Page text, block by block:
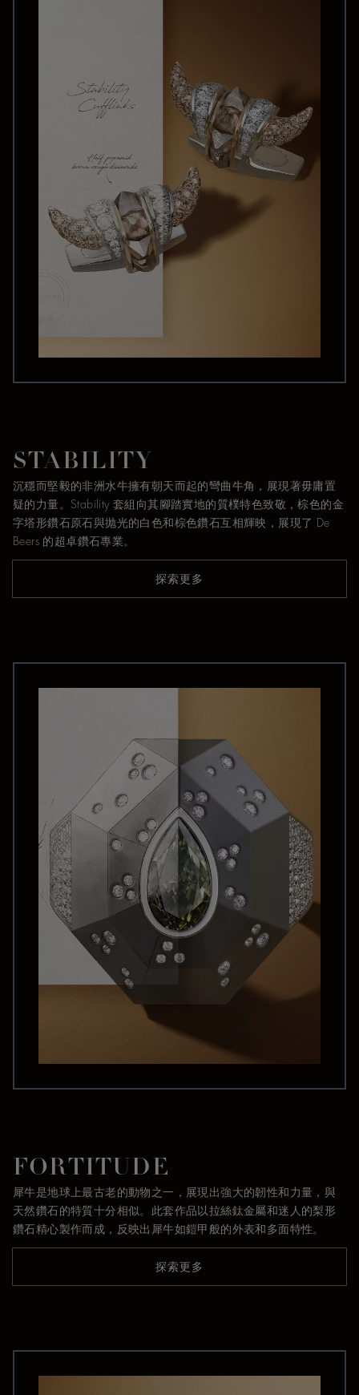
STABILITY
沉穩而堅毅的非洲水牛擁有朝天而起的彎曲牛角，展現著毋庸置
疑的力量。Stability 套組向其腳踏實地的質樸特色致敬，棕色的金
字塔形鑽石原石與抛光的白色和棕色鑽石互相輝映，展現了 De
Beers 的超卓鑽石專業。
探索更多
FORTITUDE
犀牛是地球上最古老的動物之一，展現出強大的韌性和力量，與
天然鑽石的特質十分相似。此套作品以拉絲鈦金屬和迷人的梨形
鑽石精心製作而成，反映出犀牛如鎧甲般的外表和多面特性。
探索更多